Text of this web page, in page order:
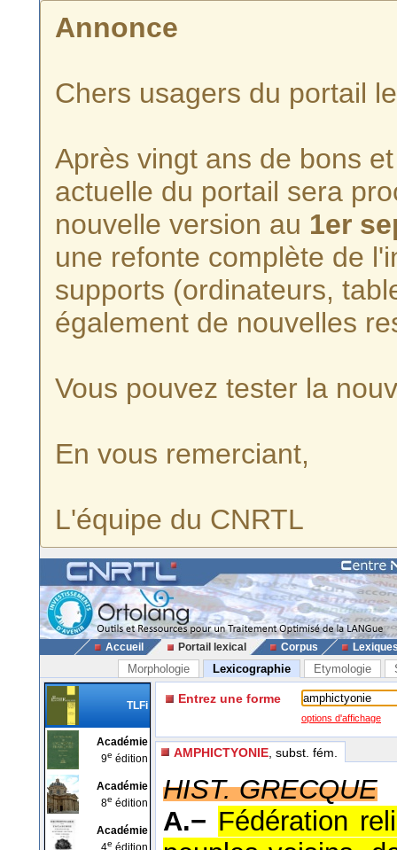
Annonce
Chers usagers du portail
Après vingt ans de bons
actuelle du portail sera
nouvelle version au 1er
une refonte complète de
supports (ordinateurs,
également de nouvelles
Vous pouvez tester la
En vous remerciant,
L'équipe du CNRTL
Accueil Portail lexical Corpus
Morphologie Lexicographie Etymologie
TLFi
Académie
9e édition
Académie
8e édition
Académie
4e édition
Entrez une forme
options d'affichage
AMPHICTYONIE , subst. fém.
HIST. GRECQUE
A.− Fédération